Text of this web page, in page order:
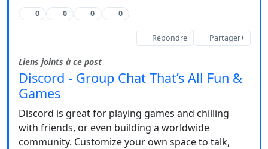
0 0 0 0
Répondre Partager
Liens joints à ce post
Discord - Group Chat That’s All Fun &
Games
Discord is great for playing games and chilling
with friends, or even building a worldwide
community. Customize your own space to talk,